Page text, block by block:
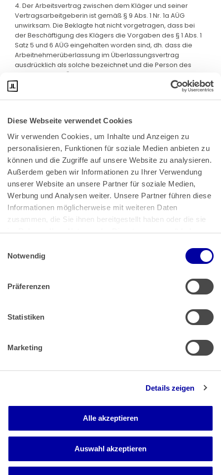
Diese Webseite verwendet Cookies
Wir verwenden Cookies, um Inhalte und Anzeigen zu
personalisieren, Funktionen für soziale Medien anbieten zu
können und die Zugriffe auf unsere Website zu analysieren.
Außerdem geben wir Informationen zu Ihrer Verwendung
unserer Website an unsere Partner für soziale Medien,
Werbung und Analysen weiter. Unsere Partner führen diese
Informationen möglicherweise mit weiteren Daten
zusammen, die Sie ihnen bereitgestellt haben oder die sie
im Rahmen Ihrer Nutzung der Dienste gesammelt haben.
Impressum
Notwendig
Präferenzen
Statistiken
Marketing
Details zeigen
Alle akzeptieren
Auswahl akzeptieren
4. Der Arbeitsvertrag zwischen dem Kläger und seiner
Vertragsarbeitgeberin ist gemäß § 9 Abs. 1 Nr. 1a AÜG
unwirksam. Die Beklagte hat nicht vorgetragen, dass bei
der Beschäftigung des Klägers die Vorgaben des § 1 Abs. 1
Satz 5 und 6 AÜG eingehalten worden sind, dh. dass die
Arbeitnehmerüberlassung im Überlassungsvertrag
ausdrücklich als solche bezeichnet und die Person des
Klägers vor der Überlassung konkretisiert worden ist.
Bundeskanzlerplatz 2
53113 Bonn
Pressemitteilungen|AGB
Impressum|Datenschutz
Muster Widerrufsformular (PDF)
Barrierefreiheit